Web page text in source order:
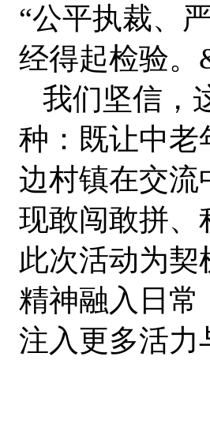
“公平执裁、
经得起检验。
我们坚信，
种：既让中老
边村镇在交流
现敢闯敢拼、
此次活动为
精神融入日常
注入更多活力
太仓市